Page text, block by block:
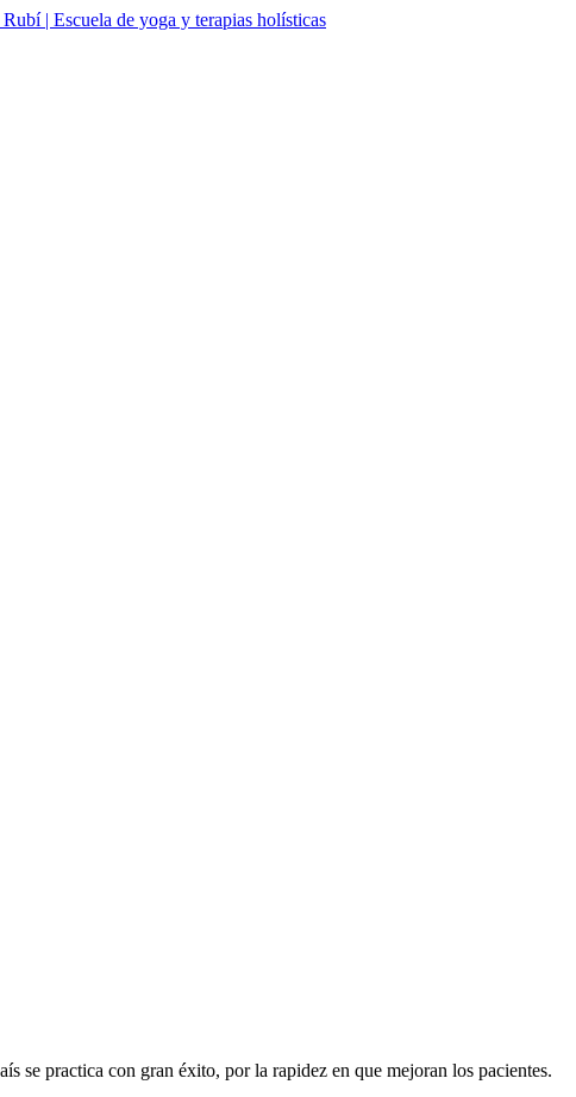
| Escuela de yoga y terapias holísticas
se practica con gran éxito, por la rapidez en que mejoran los pacientes.